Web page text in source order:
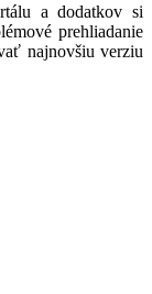
a dodatkov si
prehliadanie
najnovšiu verziu